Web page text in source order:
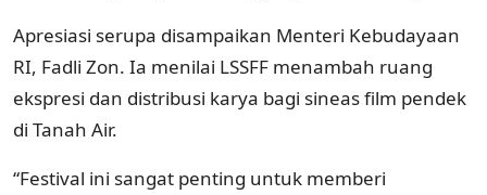
Apresiasi serupa disampaikan Menteri Kebudayaan
RI, Fadli Zon. Ia menilai LSSFF menambah ruang
ekspresi dan distribusi karya bagi sineas film pendek
di Tanah Air.
“Festival ini sangat penting untuk memberi